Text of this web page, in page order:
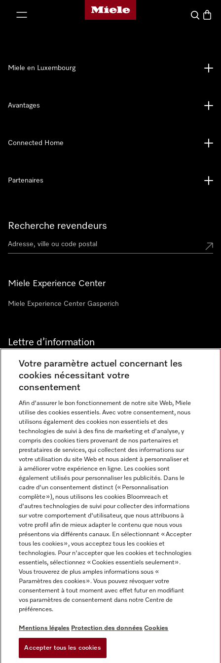
Page d'accueil de Miele
Panier
Recherche revendeurs
Miele Experience Center
Miele Experience Center Gasperich
Lettre d’information
Langue
FRANCAIS
Miele en Luxembourg
Avantages
Connected Home
Partenaires
Informations légales
CGV
Conditions d’utilisation
Déclaration d'accessibilité
Digital Services Act
Miele sur Instagram
Miele sur Youtube
Votre paramètre actuel concernant les
cookies nécessitant votre
consentement
Afin d'assurer le bon fonctionnement de notre site Web, Miele
utilise des cookies essentiels. Avec votre consentement, nous
utilisons également des cookies non essentiels et des
technologies de suivi à des fins de marketing et d'analyse, y
compris des cookies tiers provenant de nos partenaires et
prestataires de services, qui collectent des informations sur
votre utilisation du site Web et nous aident à personnaliser et
à améliorer votre expérience en ligne. Les cookies sont
également utilisés pour personnaliser les publicités. Dans le
cadre d'un consentement distinct (« Personnalisation
complète »), nous utilisons les cookies Bloomreach et
d'autres technologies de suivi pour collecter des informations
sur votre comportement d'utilisateur, que nous attribuons à
votre profil afin de mieux adapter le contenu que nous vous
présentons via différents canaux. En sélectionnant « Accepter
tous les cookies », vous acceptez tous les cookies et
technologies. Pour n'accepter que les cookies et technologies
essentiels, sélectionnez « Cookies essentiels seulement».
Vous trouverez de plus amples informations sous «
Paramètres des cookies ». Vous pouvez révoquer votre
consentement à tout moment avec effet futur en modifiant
vos paramètres de consentement dans notre Centre de
préférences.
Mentions légales Protection des données Cookies
Accepter tous les cookies